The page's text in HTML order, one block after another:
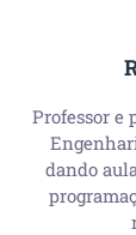
Professor e
dando